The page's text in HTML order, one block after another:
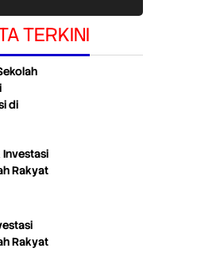
TERKINI
di
Rakyat
Rakyat